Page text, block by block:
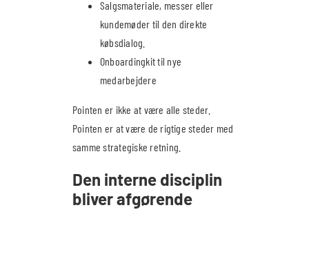
Salgsmateriale, messer eller
kundemøder til den direkte
købsdialog.
Onboardingkit til nye
medarbejdere
Pointen er ikke at være alle steder.
Pointen er at være de rigtige steder med
samme strategiske retning.
Den interne disciplin
bliver afgørende